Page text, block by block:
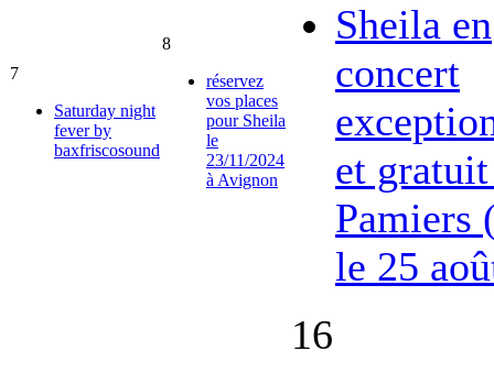
7
Saturday night
fever by
baxfriscosound
8
réservez
vos places
pour Sheila
le
23/11/2024
à Avignon
Sheila en
concert
et
Pamiers
le 25
16